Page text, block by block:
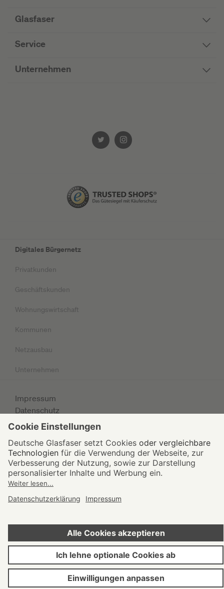
Glasfaser
Service
Unternehmen
Digitales Bürgernetz
Privatkunden
Geschäftskunden
Wohnungswirtschaft
Kommunen
Netzausbau
Unternehmen
Impressum
Datenschutz
AGB
© 2026 Deutsche Glasfaser Unternehmensgruppe